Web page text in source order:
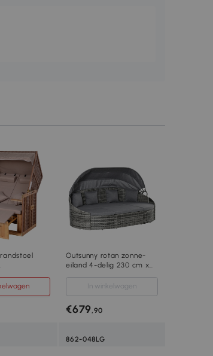
PE rotan
Outsunny rotan zonne-
eiland 4-delig 230 cm x
In winkelwagen
€679,90
862-048LG